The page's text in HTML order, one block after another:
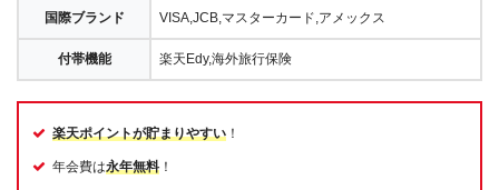
国際ブランド VISA,JCB,マスターカード,アメックス
付帯機能 楽天Edy,海外旅行保険
楽天ポイントが貯まりやすい ！
年会費は永年無料 ！